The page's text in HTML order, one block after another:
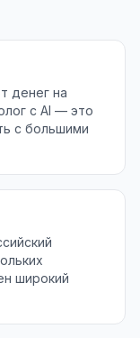
денег на
с AI — это
с большими
широкий